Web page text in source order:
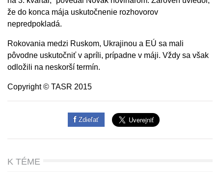
že do konca mája uskutočnenie rozhovorov
nepredpokladá.
Rokovania medzi Ruskom, Ukrajinou a EÚ sa mali
pôvodne uskutočniť v apríli, prípadne v máji. Vždy sa však
odložili na neskorší termín.
Copyright © TASR 2015
Zdieľať
K TÉME